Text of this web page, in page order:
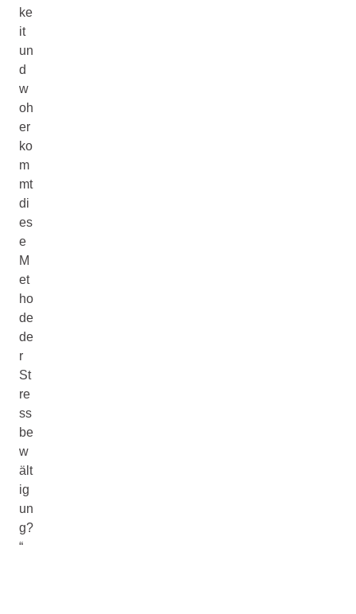
ke
it
un
d
w
oh
er
ko
m
mt
di
es
e
M
et
ho
de
de
r
St
re
ss
be
w
ält
ig
un
g?
“